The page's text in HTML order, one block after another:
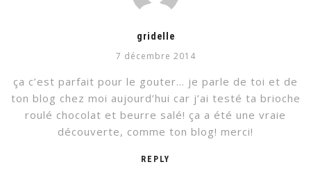
gridelle
7 décembre 2014
REPLY
ça c’est parfait pour le gouter… je parle de toi et de
ton blog chez moi aujourd’hui car j’ai testé ta brioche
roulé chocolat et beurre salé! ça a été une vraie
découverte, comme ton blog! merci!